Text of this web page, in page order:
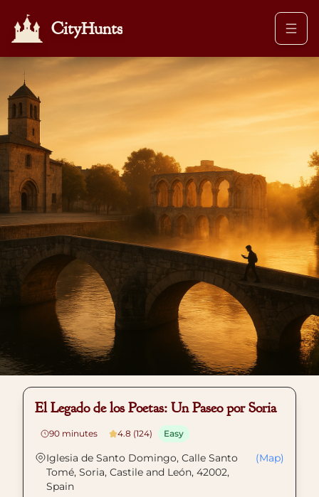
CityHunts
El Legado de los Poetas: Un Paseo por Soria
90 minutes 4.8 (124) Easy
Iglesia de Santo Domingo, Calle Santo
Tomé, Soria, Castile and León, 42002,
Spain
(Map)